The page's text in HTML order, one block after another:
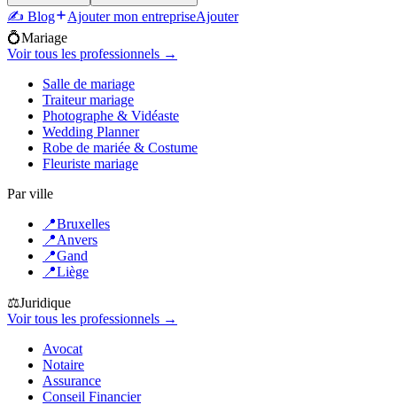
✍️ Blog Ajouter mon entrepriseAjouter
💍Mariage
Voir tous les professionnels →
Salle de mariage
Traiteur mariage
Photographe & Vidéaste
Wedding Planner
Robe de mariée & Costume
Fleuriste mariage
Par ville
📍Bruxelles
📍Anvers
📍Gand
📍Liège
⚖️Juridique
Voir tous les professionnels →
Avocat
Notaire
Assurance
Conseil Financier